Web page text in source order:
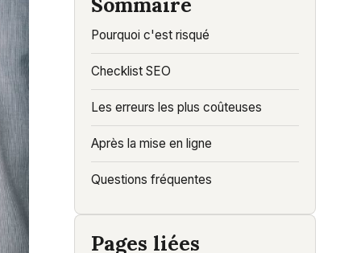
Pourquoi c'est risqué
Checklist SEO
Les erreurs les plus coûteuses
Après la mise en ligne
Questions fréquentes
Pages liées